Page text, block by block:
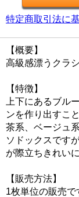
特定商取引法に
【概要】
高級感漂うクラ
【特徴】
上下にあるブル
ンを作り出すこ
茶系、ベージュ
ソドックスです
が際立ちきれい
【販売方法】
1枚単位の販売で